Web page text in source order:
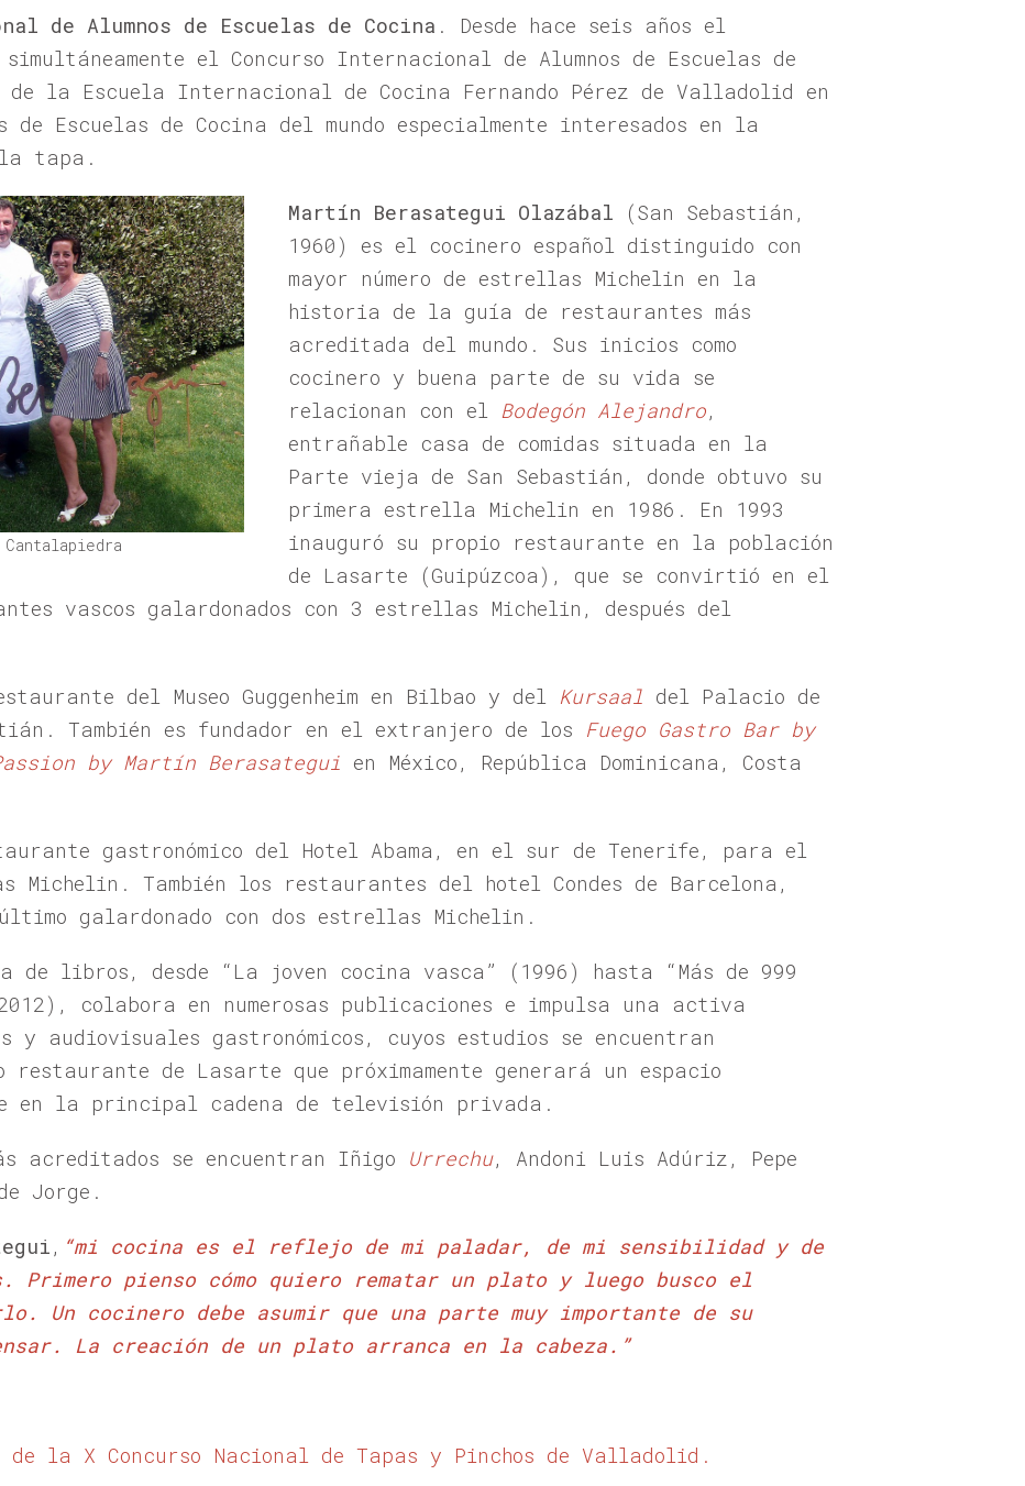
de Alumnos de Escuelas de Cocina . Desde hace seis años el
el Concurso Internacional de Alumnos de Escuelas de
la Escuela Internacional de Cocina Fernando Pérez de Valladolid en
de Escuelas de Cocina del mundo especialmente interesados en la
la tapa.
Martín Berasategui Olazábal (San Sebastián,
1960) es el cocinero español distinguido con
mayor número de estrellas Michelin en la
historia de la guía de restaurantes más
acreditada del mundo. Sus inicios como
cocinero y buena parte de su vida se
relacionan con el Bodegón Alejandro,
entrañable casa de comidas situada en la
Parte vieja de San Sebastián, donde obtuvo su
primera estrella Michelin en 1986. En 1993
inauguró su propio restaurante en la población
de Lasarte (Guipúzcoa), que se convirtió en el
vascos galardonados con 3 estrellas Michelin, después del
del Museo Guggenheim en Bilbao y del Kursaal del Palacio de
También es fundador en el extranjero de los Fuego Gastro Bar by
by Martín Berasategui en México, República Dominicana, Costa
gastronómico del Hotel Abama, en el sur de Tenerife, para el
Michelin. También los restaurantes del hotel Condes de Barcelona,
galardonado con dos estrellas Michelin.
de libros, desde “La joven cocina vasca” (1996) hasta “Más de 999
colabora en numerosas publicaciones e impulsa una activa
y audiovisuales gastronómicos, cuyos estudios se encuentran
de Lasarte que próximamente generará un espacio
en la principal cadena de televisión privada.
acreditados se encuentran Iñigo Urrechu, Andoni Luis Adúriz, Pepe
Jorge.
, “mi cocina es el reflejo de mi paladar, de mi sensibilidad y de
Primero pienso cómo quiero rematar un plato y luego busco el
Un cocinero debe asumir que una parte muy importante de su
La creación de un plato arranca en la cabeza.”
de la X Concurso Nacional de Tapas y Pinchos de Valladolid.